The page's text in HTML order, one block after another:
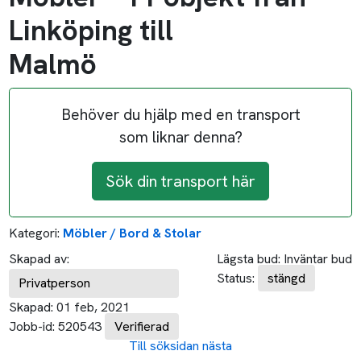
Linköping till
Malmö
Behöver du hjälp med en transport
som liknar denna?
Sök din transport här
Kategori: Möbler / Bord & Stolar
Skapad av:
Privatperson
Skapad: 01 feb, 2021
Jobb-id: 520543 Verifierad
Lägsta bud: Inväntar bud
Status:
stängd
Till söksidan nästa